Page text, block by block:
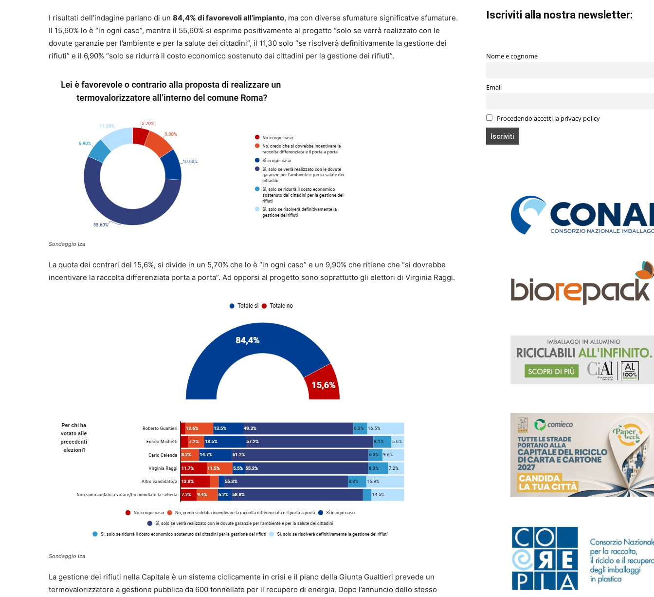
I risultati dell’indagine parlano di un 84,4% di favorevoli all’impianto, ma con diverse sfumature significatve sfumature.
Il 15,60% lo è “in ogni caso”, mentre il 55,60% si esprime positivamente al progetto “solo se verrà realizzato con le
dovute garanzie per l’ambiente e per la salute dei cittadini”, il 11,30 solo “se risolverà definitivamente la gestione dei
rifiuti” e il 6,90% “solo se ridurrà il costo economico sostenuto dai cittadini per la gestione dei rifiuti”.
Sondaggio Iza
La quota dei contrari del 15,6%, si divide in un 5,70% che lo è “in ogni caso” e un 9,90% che ritiene che “si dovrebbe
incentivare la raccolta differenziata porta a porta”. Ad opporsi al progetto sono soprattutto gli elettori di Virginia Raggi.
Sondaggio Iza
La gestione dei rifiuti nella Capitale è un sistema ciclicamente in crisi e il piano della Giunta Gualtieri prevede un
termovalorizzatore a gestione pubblica da 600 tonnellate per il recupero di energia. Dopo l’annuncio dello stesso
Iscriviti alla nostra newsletter:
Nome e cognome
Email
Procedendo accetti la privacy policy